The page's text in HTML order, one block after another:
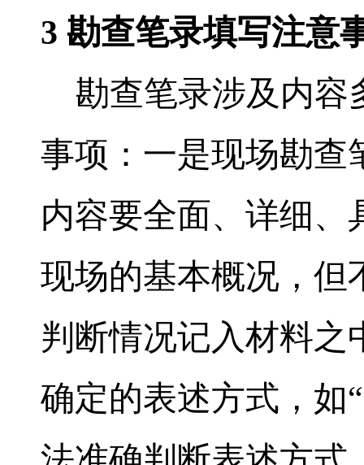
3 勘查笔录填写注意
勘查笔录涉及内容
事项：一是现场勘查
内容要全面、详细、
现场的基本概况，但
判断情况记入材料之
确定的表述方式，如